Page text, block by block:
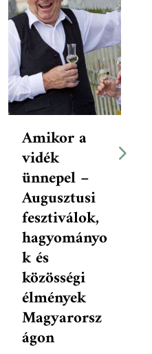
Amikor a
vidék
ünnepel –
Augusztusi
fesztiválok,
hagyományo
k és
közösségi
élmények
Magyarorsz
ágon